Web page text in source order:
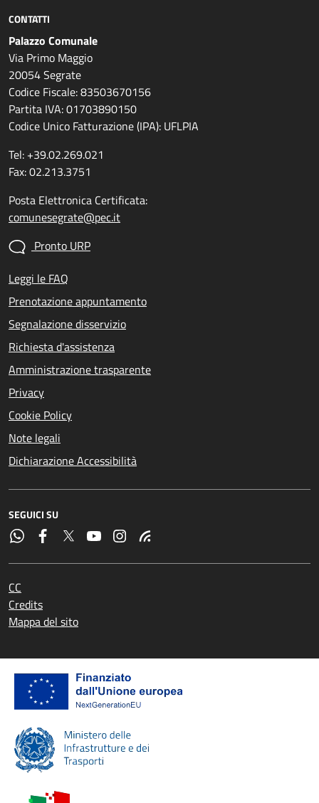
CONTATTI
Palazzo Comunale
Via Primo Maggio
20054 Segrate
Codice Fiscale: 83503670156
Partita IVA: 01703890150
Codice Unico Fatturazione (IPA): UFLPIA
Tel: +39.02.269.021
Fax: 02.213.3751
Posta Elettronica Certificata:
comunesegrate@pec.it
Pronto URP
Leggi le FAQ
Prenotazione appuntamento
Segnalazione disservizio
Richiesta d'assistenza
Amministrazione trasparente
Privacy
Cookie Policy
Note legali
Dichiarazione Accessibilità
SEGUICI SU
CC
Credits
Mappa del sito